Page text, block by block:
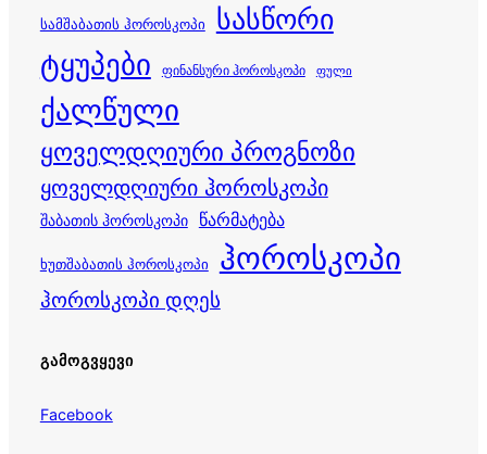
სამშაბათის ჰოროსკოპი
სასწორი
ტყუპები
ფინანსური ჰოროსკოპი ფული
ქალწული
ყოველდღიური პროგნოზი
ყოველდღიური ჰოროსკოპი
შაბათის ჰოროსკოპი წარმატება
ხუთშაბათის ჰოროსკოპი ჰოროსკოპი
ჰოროსკოპი დღეს
ᲒᲐᲛᲝᲒᲕᲧᲔᲕᲘ
Facebook